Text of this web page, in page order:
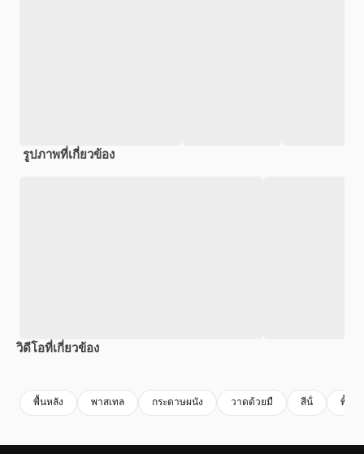
รูปภาพที่เกี่ยวข้อง
วิดีโอที่เกี่ยวข้อง
พื้นหลัง พาสเทล กระดาษผนัง วาดด้วยมื สีน้ํ พื้นห